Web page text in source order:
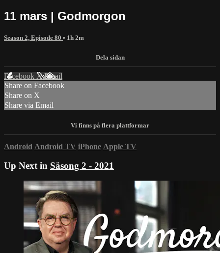
11 mars | Godmorgon
Season 2, Episode 80 • 1h 2m
Facebook XEmail
Share on Facebook
Share on X
Share via Email
Android Android TV iPhone Apple TV
Up Next in Säsong 2 - 2021